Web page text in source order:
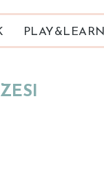
PLAY&LEARN